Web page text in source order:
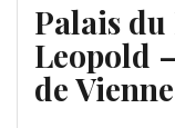
Palais du
Leopold
de